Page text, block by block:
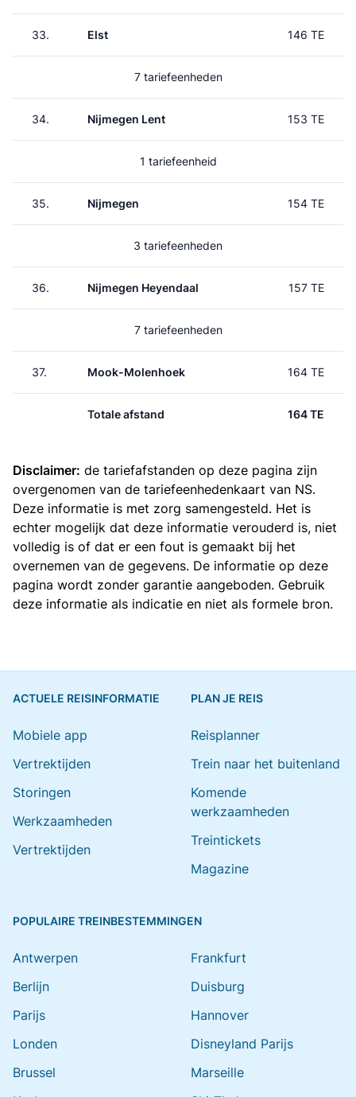
33. Elst 146 TE
7 tariefeenheden
34. Nijmegen Lent 153 TE
1 tariefeenheid
35. Nijmegen 154 TE
3 tariefeenheden
36. Nijmegen Heyendaal 157 TE
7 tariefeenheden
37. Mook-Molenhoek 164 TE
Totale afstand 164 TE
Disclaimer: de tariefafstanden op deze pagina zijn
overgenomen van de tariefeenhedenkaart van NS.
Deze informatie is met zorg samengesteld. Het is
echter mogelijk dat deze informatie verouderd is, niet
volledig is of dat er een fout is gemaakt bij het
overnemen van de gegevens. De informatie op deze
pagina wordt zonder garantie aangeboden. Gebruik
deze informatie als indicatie en niet als formele bron.
ACTUELE REISINFORMATIE
Mobiele app
Vertrektijden
Storingen
Werkzaamheden
Vertrektijden
PLAN JE REIS
Reisplanner
Trein naar het buitenland
Komende
werkzaamheden
Treintickets
Magazine
POPULAIRE TREINBESTEMMINGEN
Antwerpen
Berlijn
Parijs
Londen
Brussel
Frankfurt
Duisburg
Hannover
Disneyland Parijs
Marseille